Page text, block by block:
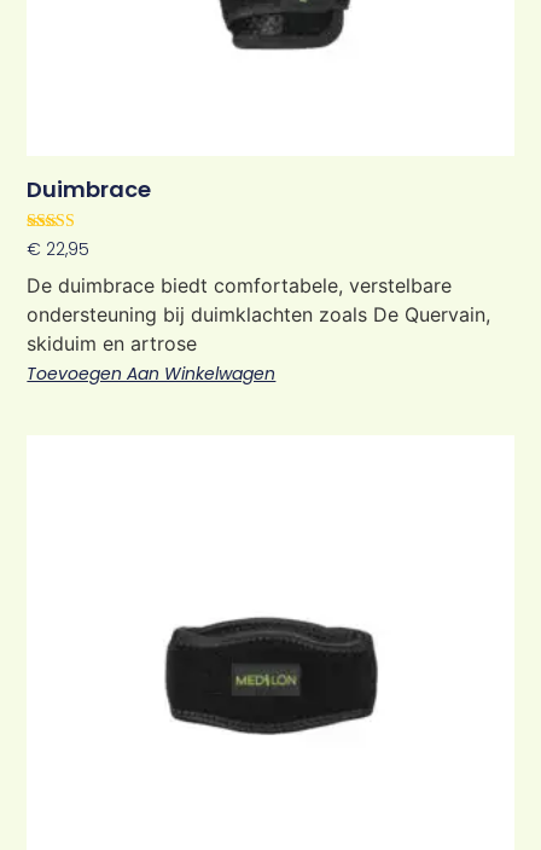
Duimbrace
Waardering
5.00
uit 5
€ 22,95
De duimbrace biedt comfortabele, verstelbare
ondersteuning bij duimklachten zoals De Quervain,
skiduim en artrose
Toevoegen Aan Winkelwagen